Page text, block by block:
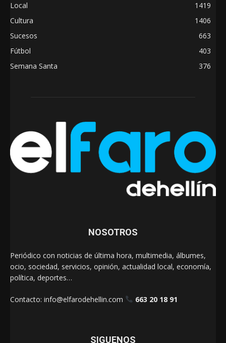
Local
1419
Cultura
1406
Sucesos
663
Fútbol
403
Semana Santa
376
NOSOTROS
Periódico con noticias de última hora, multimedia, álbumes,
ocio, sociedad, servicios, opinión, actualidad local, economía,
política, deportes…
Contacto: info@elfarodehellin.com 663 20 18 91
SIGUENOS